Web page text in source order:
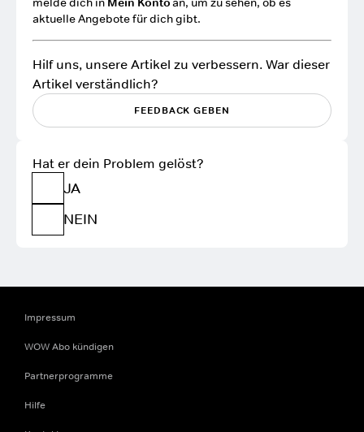
aktuelle Angebote für dich gibt.
Hilf uns, unsere Artikel zu verbessern. War dieser
Artikel verständlich?
FEEDBACK GEBEN
Hat er dein Problem gelöst?
JA
NEIN
Impressum
WOW Abo kündigen
Partnerprogramme
Hilfe